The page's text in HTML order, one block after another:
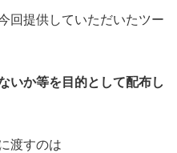
回提供していただいたツー
いか等を目的として配布し
渡すのは